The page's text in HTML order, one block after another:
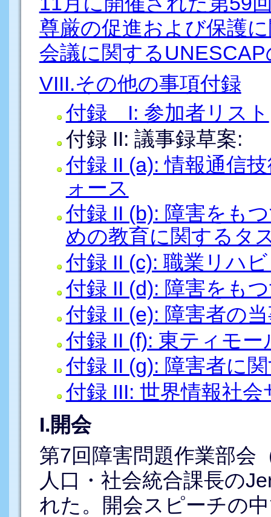
尊厳の促進および保護
会議に関するUNESCAP
VIII.その他の事項付録
付録 I: 参加者リスト
付録 II: 議事録草案:
付録 II (a): 情報通信
ォース
付録 II (b): 障害をも
めの教育に関するタ
付録 II (c): 職業リハ
付録 II (d): 障害をも
付録 II (e): 障害者の
付録 II (f): 東ティモ
付録 II (g): 障害者に
付録 III: 世界情報社
I.開会
第7回障害問題作業部会
人口・社会統合課長の
れた。開会スピーチの